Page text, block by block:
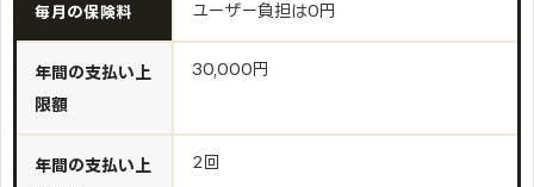
毎月の保険料 ユーザー負担は0円
年間の支払い上
限額
30,000円
年間の支払い上
2回